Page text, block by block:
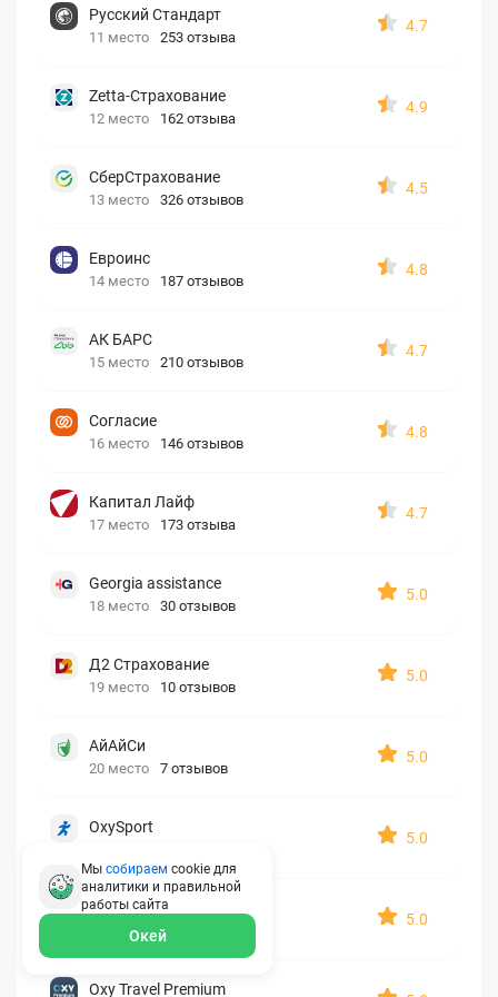
Русский Стандарт
11 место 253 отзыва
4.7
Zetta-Страхование
12 место 162 отзыва
4.9
СберСтрахование
13 место 326 отзывов
4.5
Евроинс
14 место 187 отзывов
4.8
АК БАРС
15 место 210 отзывов
4.7
Согласие
16 место 146 отзывов
4.8
Капитал Лайф
17 место 173 отзыва
4.7
Georgia assistance
18 место 30 отзывов
5.0
Д2 Страхование
19 место 10 отзывов
5.0
АйАйСи
20 место 7 отзывов
5.0
OxySport
5.0
ERGO AXA
22 место 2 отзыва
5.0
Oxy Travel Premium
Мы собираем cookie для
аналитики и правильной
работы сайта
Окей